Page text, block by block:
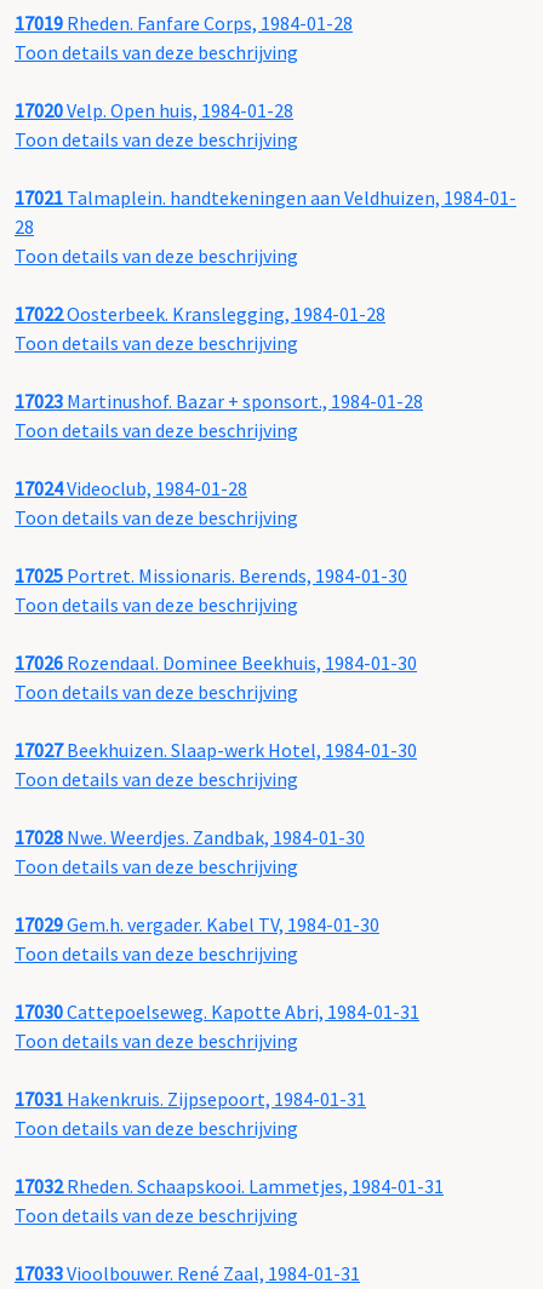
17019 Rheden. Fanfare Corps, 1984-01-28
Toon details van deze beschrijving
17020Velp. Open huis, 1984-01-28
Toon details van deze beschrijving
17021 Talmaplein. handtekeningen aan Veldhuizen, 1984-01-
28
Toon details van deze beschrijving
17022Oosterbeek. Kranslegging, 1984-01-28
Toon details van deze beschrijving
17023 Martinushof. Bazar + sponsort., 1984-01-28
Toon details van deze beschrijving
17024Videoclub, 1984-01-28
Toon details van deze beschrijving
17025 Portret. Missionaris. Berends, 1984-01-30
Toon details van deze beschrijving
17026 Rozendaal. Dominee Beekhuis, 1984-01-30
Toon details van deze beschrijving
17027Beekhuizen. Slaap-werk Hotel, 1984-01-30
Toon details van deze beschrijving
17028 Nwe. Weerdjes. Zandbak, 1984-01-30
Toon details van deze beschrijving
17029Gem.h. vergader. Kabel TV, 1984-01-30
Toon details van deze beschrijving
17030Cattepoelseweg. Kapotte Abri, 1984-01-31
Toon details van deze beschrijving
17031 Hakenkruis. Zijpsepoort, 1984-01-31
Toon details van deze beschrijving
17032Rheden. Schaapskooi. Lammetjes, 1984-01-31
Toon details van deze beschrijving
17033Vioolbouwer. René Zaal, 1984-01-31